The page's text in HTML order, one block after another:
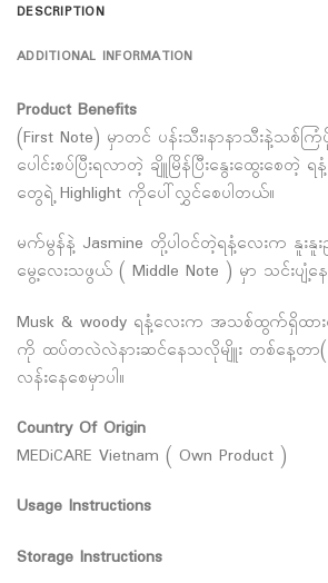
DESCRIPTION
ADDITIONAL INFORMATION
Product Benefits
(First Note) မှာတင် ပန်းသီး၊နာနာသီးနဲ့သစ်က
ပေါင်းစပ်ပြီးရလာတဲ့ ချိူမြိန်ပြီးနွေးထွေးစေတဲ့
တွေရဲ့ Highlight ကိုပေါ်လွှင်စေပါတယ်။
မက်မွန်နဲ့ Jasmine တို့ပါဝင်တဲ့ရနံ့လေးက နူး
မွေ့လေးသဖွယ် ( Middle Note ) မှာ သင်းပျံ့နေ
Musk & woody ရနံ့လေးက အသစ်ထွက်ရှိထာ
ကို ထပ်တလဲလဲနားဆင်နေသလိုမျိူး တစ်နေ့တာ(
လန်းနေစေမှာပါ။
Country Of Origin
MEDiCARE Vietnam ( Own Product )
Usage Instructions
Storage Instructions